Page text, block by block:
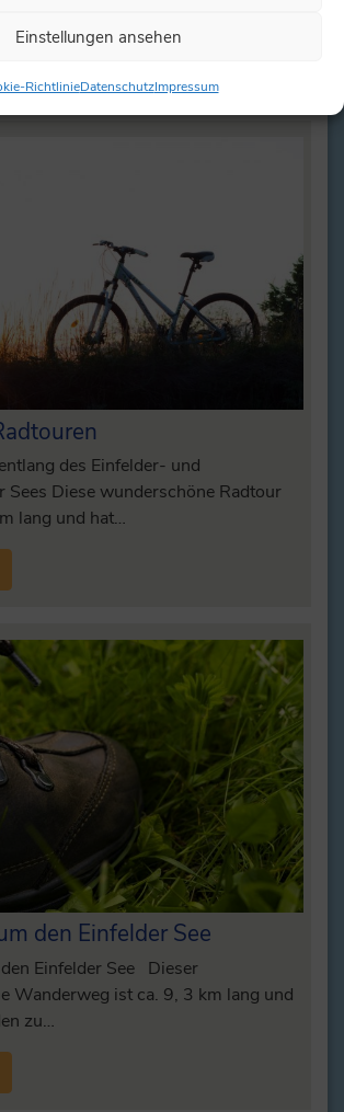
Einstellungen ansehen
RichtlinieDatenschutzImpressum
des Einfelder- und
Sees Diese wunderschöne Radtour
lang und hat…
den Einfelder See
Einfelder See Dieser
Wanderweg ist ca. 9, 3 km lang und
zu…